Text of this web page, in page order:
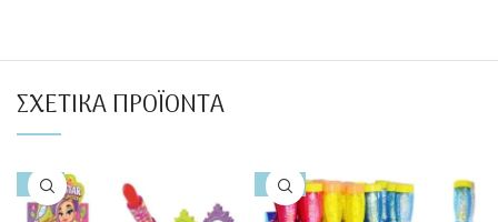
ΣΧΕΤΙΚΆ ΠΡΟΪΌΝΤΑ
-15% -50%